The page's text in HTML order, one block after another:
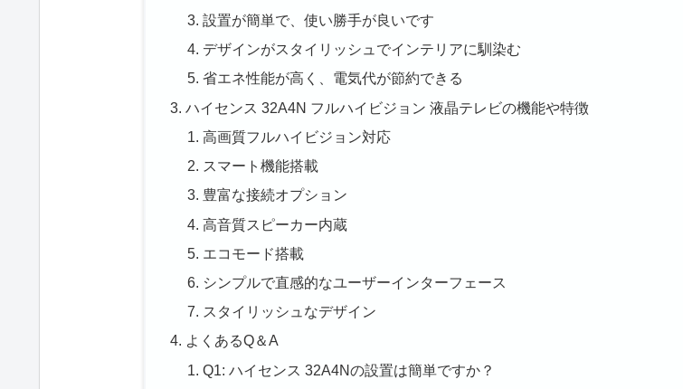
設置が簡単で、使い勝手が良いです
デザインがスタイリッシュでインテリアに馴染む
省エネ性能が高く、電気代が節約できる
ハイセンス 32A4N フルハイビジョン 液晶テレビの機能や特徴
高画質フルハイビジョン対応
スマート機能搭載
豊富な接続オプション
高音質スピーカー内蔵
エコモード搭載
シンプルで直感的なユーザーインターフェース
スタイリッシュなデザイン
よくあるQ＆A
Q1: ハイセンス 32A4Nの設置は簡単ですか？